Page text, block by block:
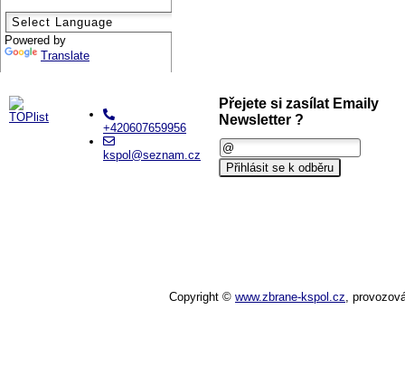
Powered by
Translate
+420607659956
kspol@seznam.cz
Přejete si zasílat Emaily
Newsletter ?
Copyright © www.zbrane-kspol.cz,